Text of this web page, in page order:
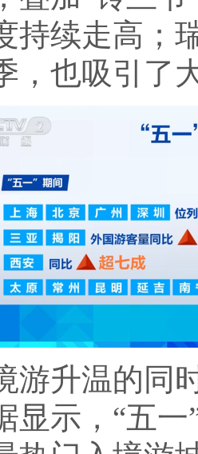
持续走高；
，也吸引了
升温的同时
显示，“五